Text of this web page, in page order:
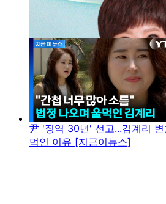
尹 '징역 30년' 선고...김계리
먹인 이유 [지금이뉴스]